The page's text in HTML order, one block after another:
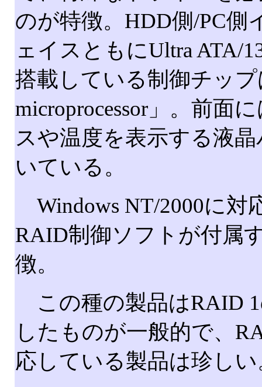
のが特徴。HDD側/PC側
ェイスともにUltra ATA/
搭載している制御チップ
microprocessor」。前面
スや温度を表示する液
いている。
Windows NT/2000に対
RAID制御ソフトが付属
徴。
この種の製品はRAID
したものが一般的で、
応している製品は珍しい